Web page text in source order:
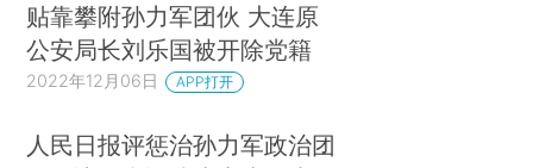
贴靠攀附孙力军团伙 大连原
公安局长刘乐国被开除党籍
2022年12月06日 APP打开
人民日报评惩治孙力军政治团